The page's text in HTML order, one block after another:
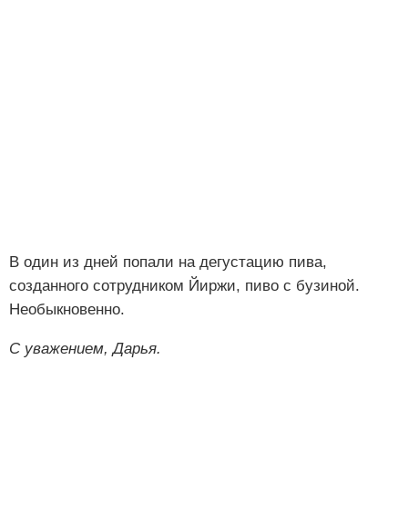
В один из дней попали на дегустацию пива,
созданного сотрудником Йиржи, пиво с бузиной.
Необыкновенно.
С уважением, Дарья.